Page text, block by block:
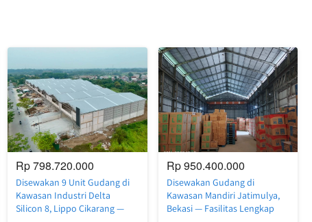
Rp 798.720.000
Disewakan 9 Unit Gudang di
Kawasan Industri Delta
Silicon 8, Lippo Cikarang —
Rp 950.400.000
Disewakan Gudang di
Kawasan Mandiri Jatimulya,
Bekasi — Fasilitas Lengkap